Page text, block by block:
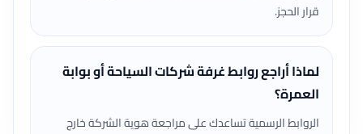
قرار الحجز.
لماذا أراجع روابط غرفة شركات السياحة أو بوابة
العمرة؟
الروابط الرسمية تساعدك على مراجعة هوية الشركة خارج